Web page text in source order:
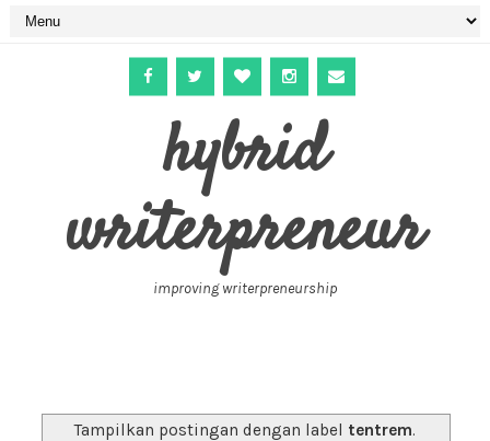
hybrid
writerpreneur
improving writerpreneurship
Tampilkan postingan dengan label tentrem.